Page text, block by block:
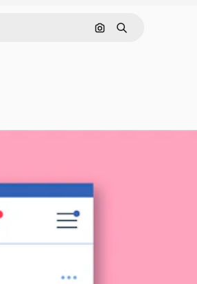
Rechercher par image
Rechercher